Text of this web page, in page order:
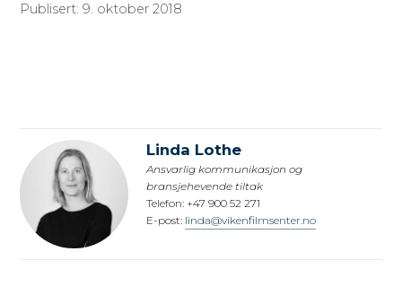
Publisert: 9. oktober 2018
Linda Lothe
Ansvarlig kommunikasjon og
bransjehevende tiltak
Telefon: +47 900 52 271
E-post: linda@vikenfilmsenter.no